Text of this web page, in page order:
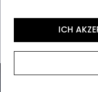
Vorgaben der
ICH